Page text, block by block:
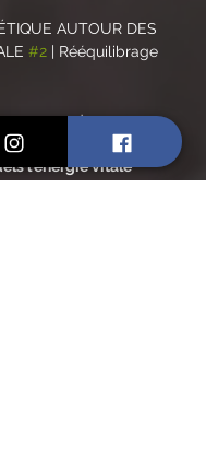
AUTOUR DES
#2 | Rééquilibrage
de
des chakras,
l'énergie vitale